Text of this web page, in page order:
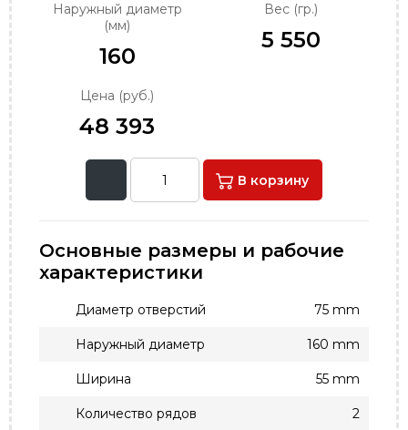
Наружный диаметр
(мм)
160
Вес (гр.)
5 550
Цена (руб.)
48 393
В корзину
Основные размеры и рабочие
характеристики
Диаметр отверстий 75 mm
Наружный диаметр 160 mm
Ширина 55 mm
Количество рядов 2